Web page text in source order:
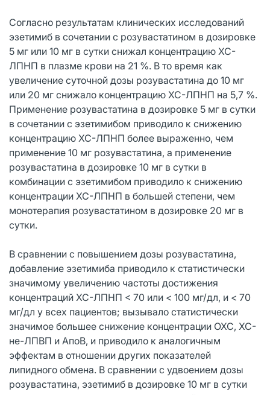
Согласно результатам клинических исследований
эзетимиб в сочетании с розувастатином в дозировке
5 мг или 10 мг в сутки снижал концентрацию ХС-
ЛПНП в плазме крови на 21 %. В то время как
увеличение суточной дозы розувастатина до 10 мг
или 20 мг снижало концентрацию ХС-ЛПНП на 5,7 %.
Применение розувастатина в дозировке 5 мг в сутки
в сочетании с эзетимибом приводило к снижению
концентрацию ХС-ЛПНП более выраженно, чем
применение 10 мг розувастатина, а применение
розувастатина в дозировке 10 мг в сутки в
комбинации с эзетимибом приводило к снижению
концентрации ХС-ЛПНП в большей степени, чем
монотерапия розувастатином в дозировке 20 мг в
сутки.
В сравнении с повышением дозы розувастатина,
добавление эзетимиба приводило к статистически
значимому увеличению частоты достижения
концентраций ХС-ЛПНП < 70 или < 100 мг/дл, и < 70
мг/дл у всех пациентов; вызывало статистически
значимое большее снижение концентрации ОХС, ХС-
не-ЛПВП и АпоВ, и приводило к аналогичным
эффектам в отношении других показателей
липидного обмена. В сравнении с удвоением дозы
розувастатина, эзетимиб в дозировке 10 мг в сутки